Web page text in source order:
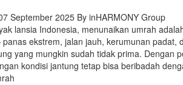
September 2025 By inHARMONY Group
lansia Indonesia, menunaikan umrah
ekstrem, jalan jauh, kerumunan
yang mungkin sudah tidak prima. Dengan
kondisi jantung tetap bisa beribadah